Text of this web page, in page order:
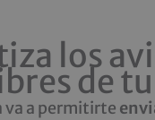
los
de
va a permitirte